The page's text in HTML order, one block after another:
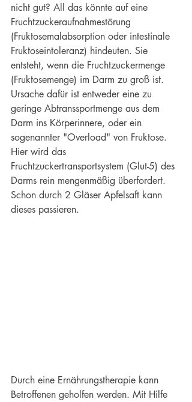
nicht gut? All das könnte auf eine
Fruchtzuckeraufnahmestörung
(Fruktosemalabsorption oder intestinale
Fruktoseintoleranz) hindeuten. Sie
entsteht, wenn die Fruchtzuckermenge
(Fruktosemenge) im Darm zu groß ist.
Ursache dafür ist entweder eine zu
geringe Abtranssportmenge aus dem
Darm ins Körperinnere, oder ein
sogenannter "Overload" von Fruktose.
Hier wird das
Fruchtzuckertransportsystem (Glut-5) des
Darms rein mengenmäßig überfordert.
Schon durch 2 Gläser Apfelsaft kann
dieses passieren.
Durch eine Ernährungstherapie kann
Betroffenen geholfen werden. Mit Hilfe